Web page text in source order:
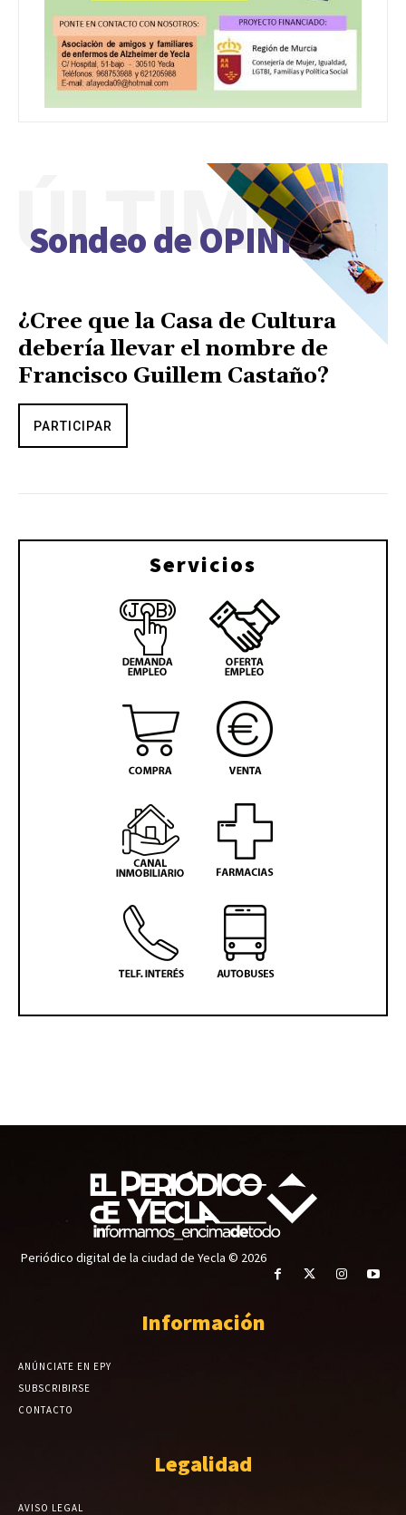
Sondeo de OPINIÓN
ÚLTIMO
¿Cree que la Casa de Cultura
debería llevar el nombre de
Francisco Guillem Castaño?
PARTICIPAR
Servicios
Periódico digital de la ciudad de Yecla © 2026
Información
ANÚNCIATE EN EPY
SUBSCRIBIRSE
CONTACTO
Legalidad
AVISO LEGAL